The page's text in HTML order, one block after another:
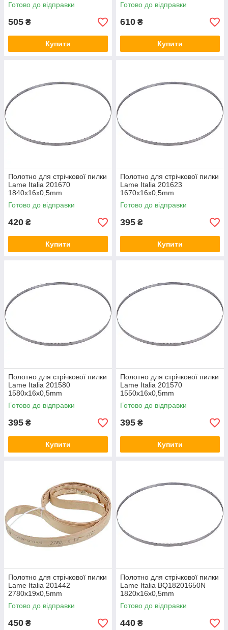
Готово до відправки
505 ₴
Купити
Готово до відправки
610 ₴
Купити
Полотно для стрічкової пилки
Lame Italia 201670
1840x16x0,5mm
Готово до відправки
420 ₴
Купити
Полотно для стрічкової пилки
Lame Italia 201623
1670x16x0,5mm
Готово до відправки
395 ₴
Купити
Полотно для стрічкової пилки
Lame Italia 201580
1580x16x0,5mm
Готово до відправки
395 ₴
Купити
Полотно для стрічкової пилки
Lame Italia 201570
1550x16x0,5mm
Готово до відправки
395 ₴
Купити
Полотно для стрічкової пилки
Lame Italia 201442
2780x19x0,5mm
Готово до відправки
450 ₴
Полотно для стрічкової пилки
Lame Italia BQ18201650N
1820x16x0,5mm
Готово до відправки
440 ₴